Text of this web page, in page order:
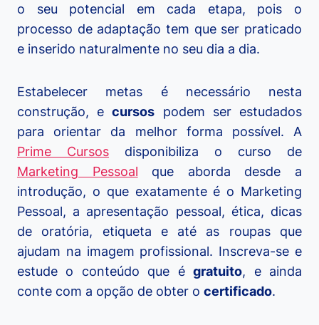
o seu potencial em cada etapa, pois o
processo de adaptação tem que ser praticado
e inserido naturalmente no seu dia a dia.
Estabelecer metas é necessário nesta
construção, ecursos podem ser estudados
para orientar da melhor forma possível. A
Prime Cursos disponibiliza o curso de
Marketing Pessoal que aborda desde a
introdução, o que exatamente é o Marketing
Pessoal, a apresentação pessoal, ética, dicas
de oratória, etiqueta e até as roupas que
ajudam na imagem profissional. Inscreva-se e
estude o conteúdo que égratuito, e ainda
conte com a opção de obter o certificado.